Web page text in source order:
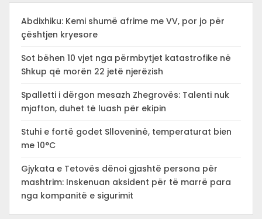
Abdixhiku: Kemi shumë afrime me VV, por jo për
çështjen kryesore
Sot bëhen 10 vjet nga përmbytjet katastrofike në
Shkup që morën 22 jetë njerëzish
Spalletti i dërgon mesazh Zhegrovës: Talenti nuk
mjafton, duhet të luash për ekipin
Stuhi e fortë godet Slloveninë, temperaturat bien
me 10°C
Gjykata e Tetovës dënoi gjashtë persona për
mashtrim: Inskenuan aksident për të marrë para
nga kompanitë e sigurimit